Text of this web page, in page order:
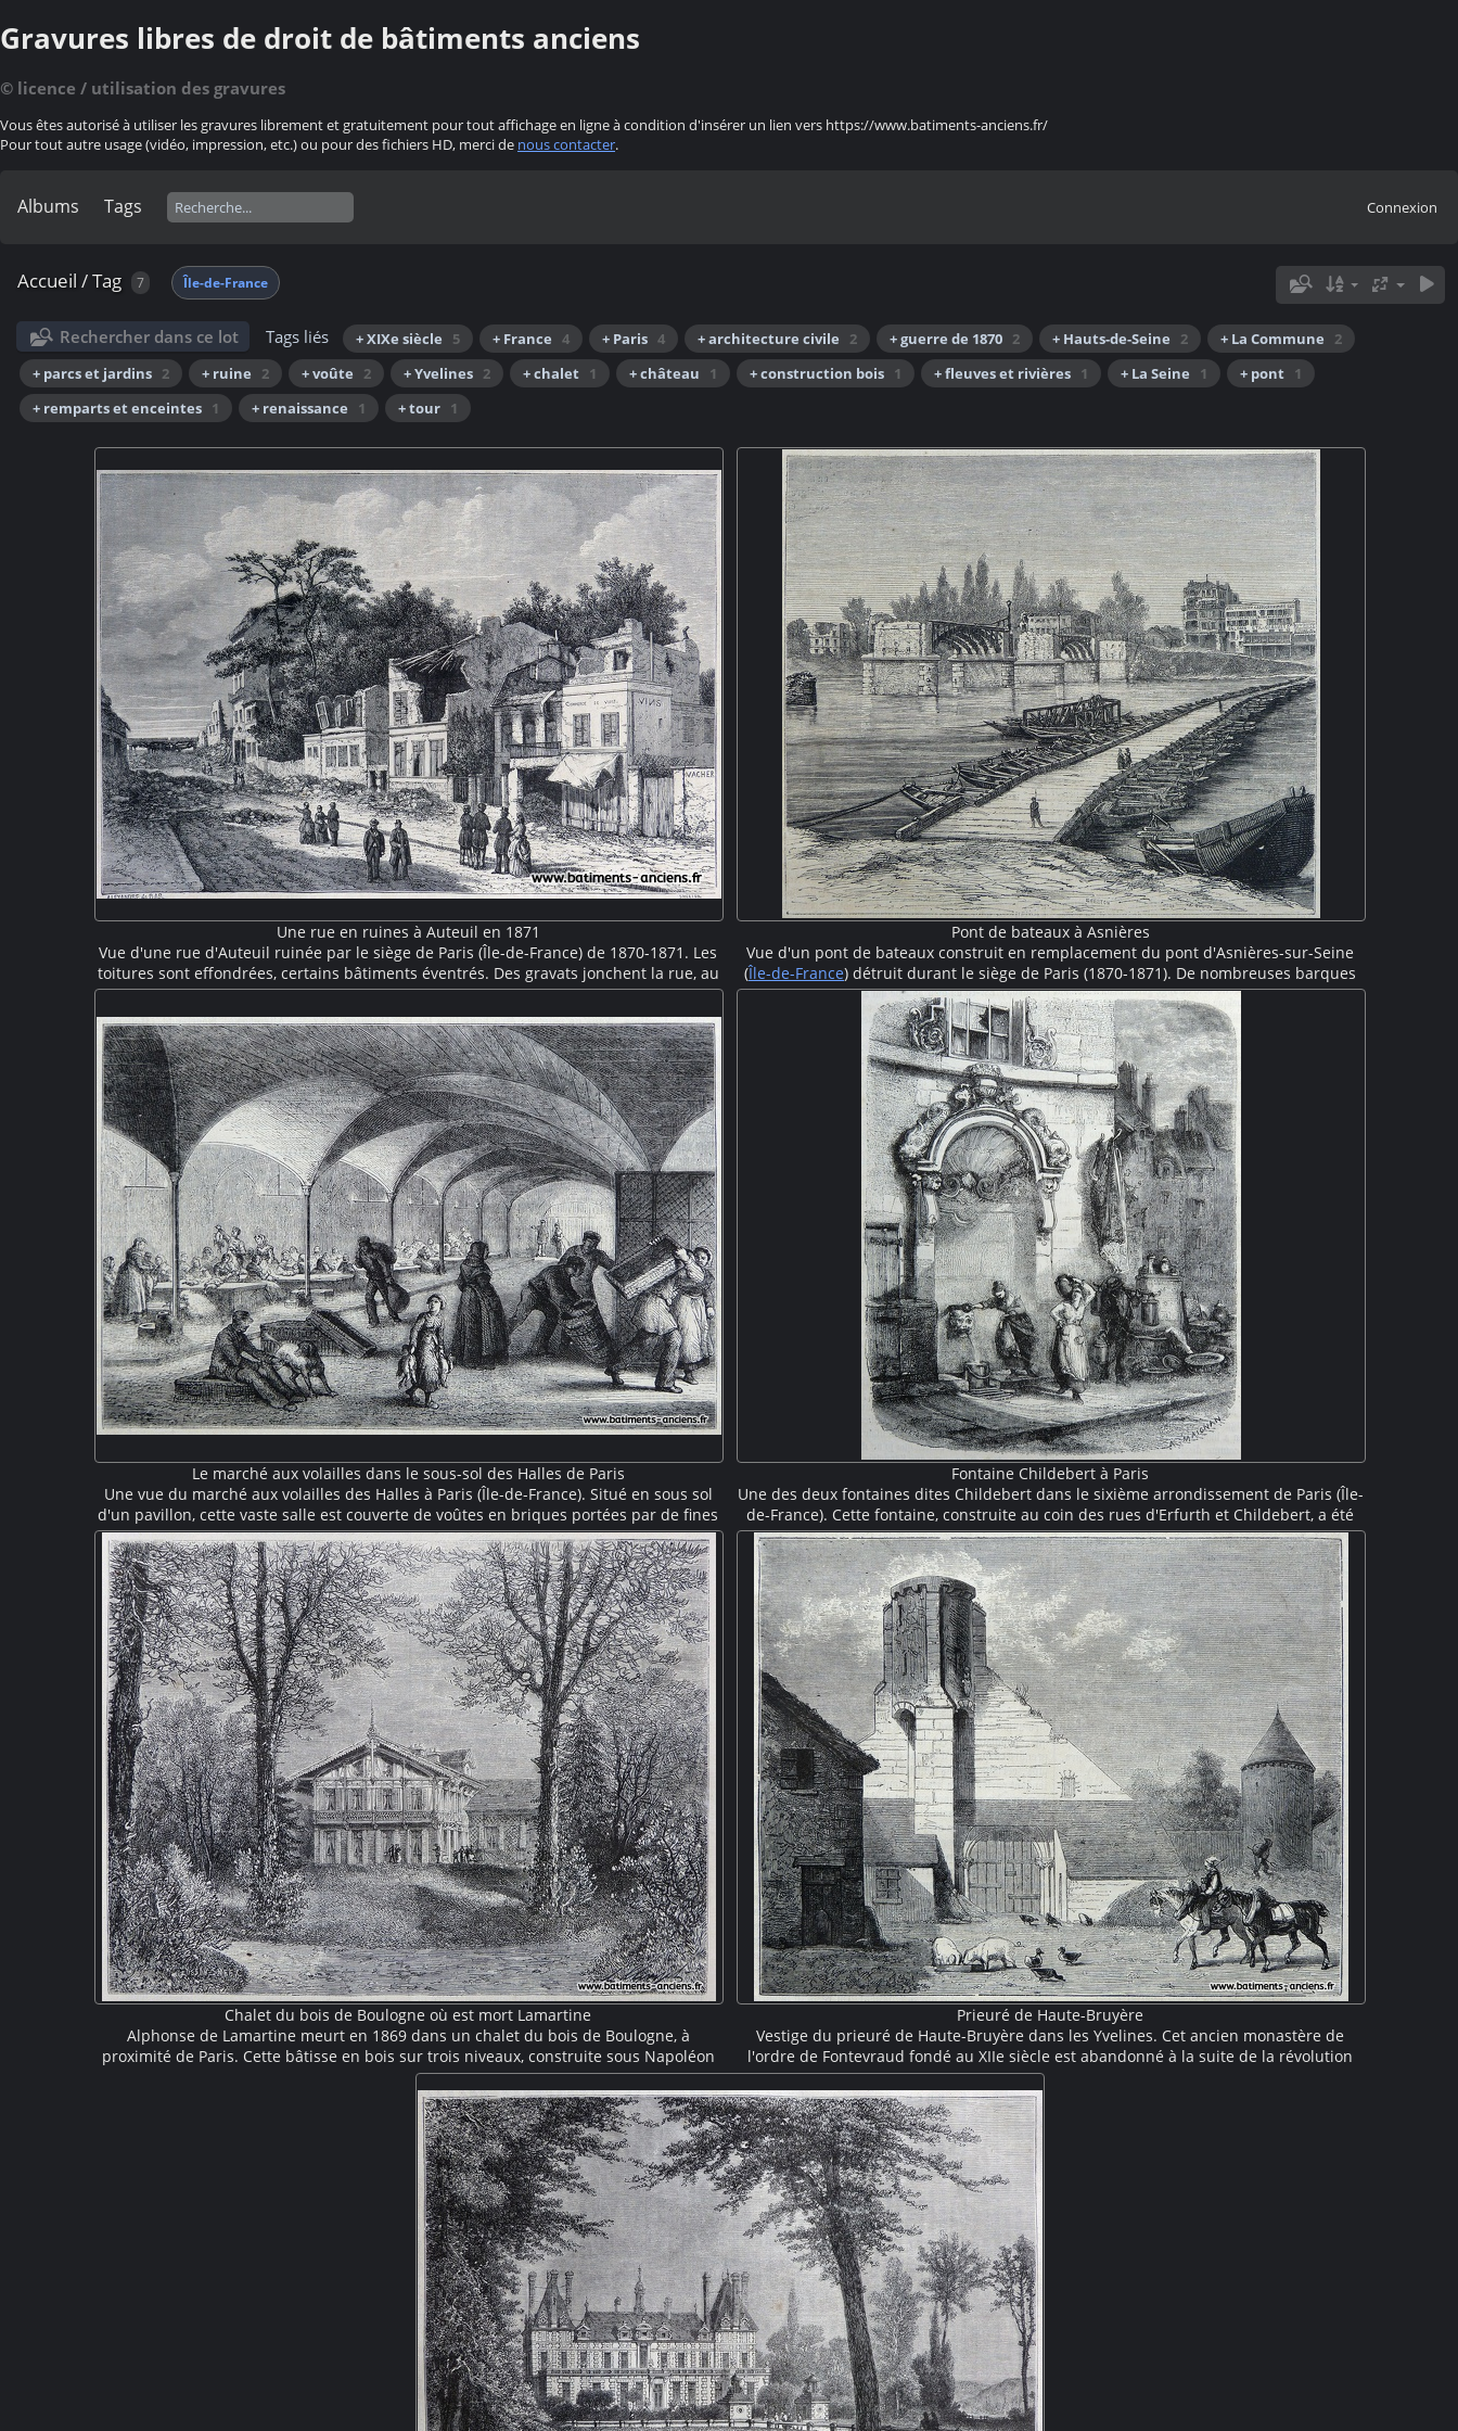
Gravures libres de droit de bâtiments anciens
© licence / utilisation des gravures
Vous êtes autorisé à utiliser les gravures librement et gratuitement pour tout affichage en ligne à condition d'insérer un lien vers https://www.batiments-anciens.fr/
Pour tout autre usage (vidéo, impression, etc.) ou pour des fichiers HD, merci de nous contacter.
Albums Tags Connexion
Accueil /Tag 7 Île-de-France
Rechercher dans ce lot Tags liés + XIXe siècle 5 + France 4 + Paris 4 + architecture civile 2 + guerre de 1870 2 + Hauts-de-Seine 2 + La Commune
2
+ parcs et jardins 2 + ruine 2 + voûte 2 + Yvelines 2 + chalet 1 + château 1 + construction bois 1 + fleuves et rivières 1 + La Seine 1 + pont 1
+ remparts et enceintes 1 + renaissance 1 + tour 1
Une rue en ruines à Auteuil en 1871
Vue d'une rue d'Auteuil ruinée par le siège de Paris (Île-de-France) de 1870-1871. Les
toitures sont effondrées, certains bâtiments éventrés. Des gravats jonchent la rue, au
loin un pont ferroviaire semble avoir été épargné. De petits groupent de badauds
observent les dégâts occasionnés par la guerre et par La Commune.
Pont de bateaux à Asnières
Vue d'un pont de bateaux construit en remplacement du pont d'Asnières-sur-Seine
(Île-de-France) détruit durant le siège de Paris (1870-1871). De nombreuses barques
solidement arrimées supportent un tablier en bois constitué de forts bastaings. Un
soldat et quelques civils traversent le pont. En arrière plan, le pont détruit dont les
piles et quelques travées sont encore visibles. Sur l'autre berge de la Seine, quelques
habitations également ruinées par la guerre.
Le marché aux volailles dans le sous-sol des Halles de Paris
Une vue du marché aux volailles des Halles à Paris (Île-de-France). Situé en sous sol
d'un pavillon, cette vaste salle est couverte de voûtes en briques portées par de fines
colonnes de fonte caractéristiques de cette architecture fonctionnelle du XIXe siècle.
Au premier plan des manutentionnaires appelés "forts des halles" portent des
paniers et des sacs. Au second plan, éclairées par des becs de gaz, des femmes
plument et préparent les volailles.
Fontaine Childebert à Paris
Une des deux fontaines dites Childebert dans le sixième arrondissement de Paris (Île-
de-France). Cette fontaine, construite au coin des rues d'Erfurth et Childebert, a été
construite en 1716 puis démontée en 1867 lors du percement de la rue de Rennes. La
fontaine, installée dans une niche, est couverte par une voûte en coquille richement
décorée. Des femmes viennent remplir leurs seaux au jet d'eau craché par un
grotesque. On devine la devanture d'une échoppe sur la droite.
Chalet du bois de Boulogne où est mort Lamartine
Alphonse de Lamartine meurt en 1869 dans un chalet du bois de Boulogne, à
proximité de Paris. Cette bâtisse en bois sur trois niveaux, construite sous Napoléon
III, est agrémentée d'un grand balcon protégé par un débord de toiture. Il ouvre sur
une large clairière entourée d'un parc arboré.
Prieuré de Haute-Bruyère
Vestige du prieuré de Haute-Bruyère dans les Yvelines. Cet ancien monastère de
l'ordre de Fontevraud fondé au XIIe siècle est abandonné à la suite de la révolution
française. Cette gravure nous présente des bâtiments réaffectés à une ferme : l'église
est une grange, des cochons et des canards occupent la basse-cour au premier plan
tandis qu'un paysans passe à cheval devant des meules de foin. A l'arrière plan, un
mur de clôture et une tour sont encore visibles.